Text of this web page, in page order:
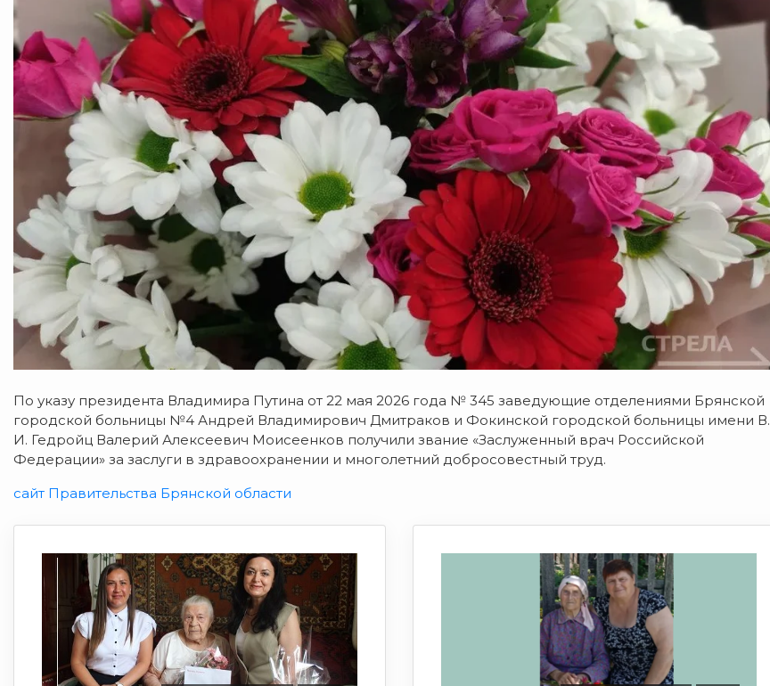
По указу президента Владимира Путина от 22 мая 2026 года № 345 заведующие отделениями Брянской
городской больницы №4 Андрей Владимирович Дмитраков и Фокинской городской больницы имени В.
И. Гедройц Валерий Алексеевич Моисеенков получили звание «Заслуженный врач Российской
Федерации» за заслуги в здравоохранении и многолетний добросовестный труд.
сайт Правительства Брянской области